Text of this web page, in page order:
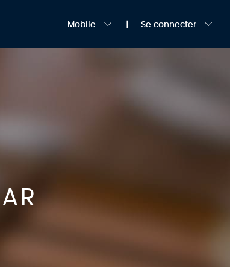
Mobile Se connecter